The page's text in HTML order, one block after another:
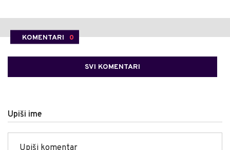
KOMENTARI 0
SVI KOMENTARI
Upiši ime